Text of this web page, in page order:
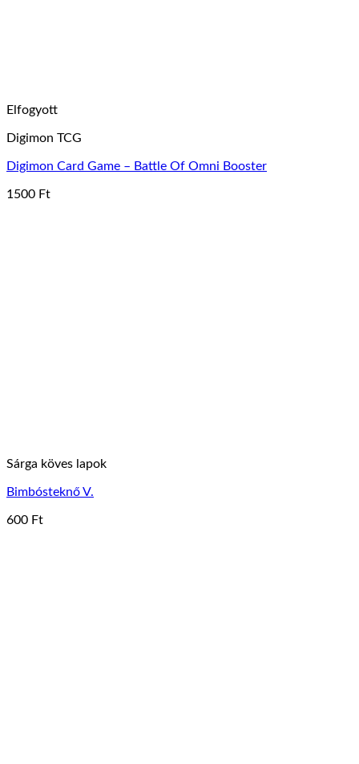
Elfogyott
Digimon TCG
Digimon Card Game – Battle Of Omni Booster
1500 Ft
Sárga köves lapok
Bimbósteknő V.
600 Ft